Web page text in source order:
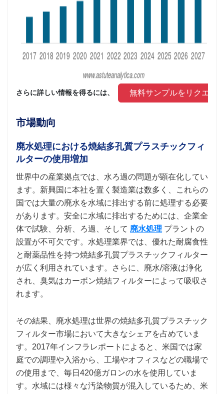
さらに詳しい情報を得るには、 無料サンプルをリクエス
市場動向
廃水処理における焼結多孔質プラスチックフィ
ルターの使用増加
世界中の産業拠点では、水ろ過の問題が顕在化してい
ます。新興国に本社を置く製造業は数多く、これらの
国では大量の廃水を水域に排出する前に処理する必要
があります。安全に水域に排出するためには、企業全
体で試験、分析、ろ過、そして 廃水処理 プラントの
設置が不可欠です。水処理業界では、優れた耐腐食性
と耐薬品性を持つ焼結多孔質プラスチックフィルター
が広く利用されています。さらに、廃水/溶液は浄化
され、臭気はカーボン焼結フィルターによって吸収さ
れます。
その結果、廃水処理は世界の焼結多孔質プラスチック
フィルター市場において大きなシェアを占めていま
す。2017年インフラレポートによると、米国では家
庭での調理や入浴から、工場やオフィスなどの職場で
の使用まで、毎日420億ガロンの水を使用していま
す。水域には様々な汚染物質が混入しているため、米